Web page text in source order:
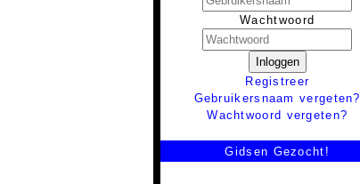
Wachtwoord
Inloggen
Registreer
Gebruikersnaam vergeten?
Wachtwoord vergeten?
Gidsen Gezocht!